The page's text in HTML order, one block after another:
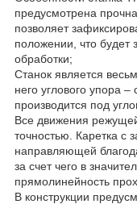
предусмотрена
позволяет
положении, что будет
обработки;
Станок является
него углового упора
производится под
Все движения
точностью. Каретка с
направляющей
за счет чего в
прямолинейность
В конструкции